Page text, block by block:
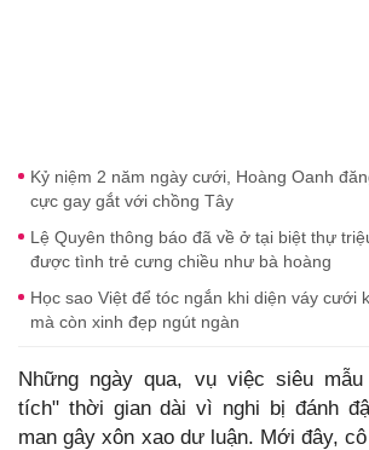
Kỷ niệm 2 năm ngày cưới, Hoàng Oanh
cực gay gắt với chồng Tây
Lệ Quyên thông báo đã về ở tại biệt thự
được tình trẻ cưng chiều như bà hoàng
Học sao Việt để tóc ngắn khi diện váy cưới
mà còn xinh đẹp ngút ngàn
Những ngày qua, vụ việc siêu
tích" thời gian dài vì nghi bị đánh
man gây xôn xao dư luận. Mới đây,